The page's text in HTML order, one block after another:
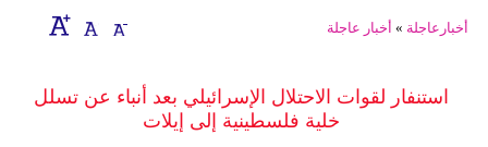
إقتصاد
وموسيقى
أخبارعاجلة » أخبار عاجلة
استنفار لقوات الاحتلال الإسرائيلي بعد أنباء عن تسلل
خلية فلسطينية إلى إيلات